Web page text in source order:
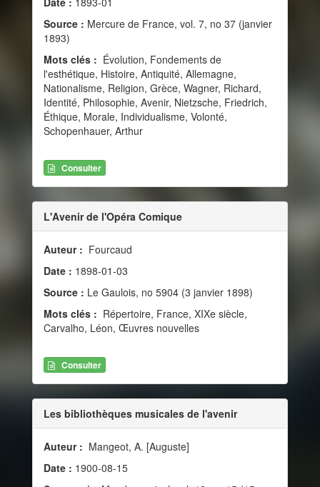
Source : Mercure de France, vol. 7, no 37 (janvier
1893)
Mots clés : Évolution, Fondements de
l'esthétique, Histoire, Antiquité, Allemagne,
Nationalisme, Religion, Grèce, Wagner, Richard,
Identité, Philosophie, Avenir, Nietzsche, Friedrich,
Éthique, Morale, Individualisme, Volonté,
Schopenhauer, Arthur
Consulter
L'Avenir de l'Opéra Comique
Auteur : Fourcaud
Date : 1898-01-03
Source : Le Gaulois, no 5904 (3 janvier 1898)
Mots clés : Répertoire, France, XIXe siècle,
Carvalho, Léon, Œuvres nouvelles
Consulter
Les bibliothèques musicales de l'avenir
Auteur : Mangeot, A. [Auguste]
Date : 1900-08-15